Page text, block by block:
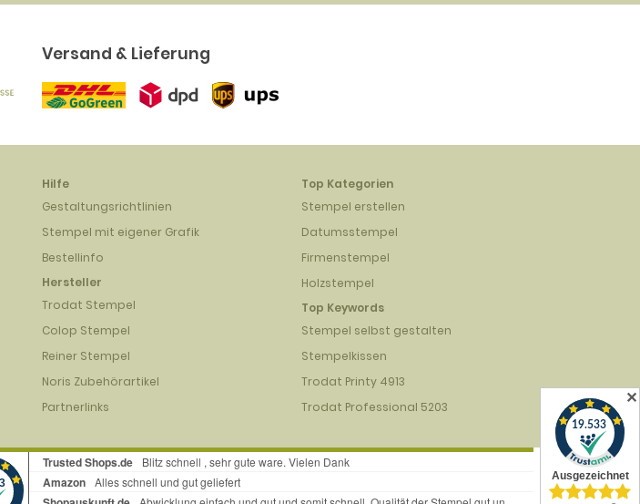
Versand & Lieferung
Hilfe
Gestaltungsrichtlinien
Stempel mit eigener Grafik
Bestellinfo
Hersteller
Trodat Stempel
Colop Stempel
Reiner Stempel
Noris Zubehörartikel
Partnerlinks
Top Kategorien
Stempel erstellen
Datumsstempel
Firmenstempel
Holzstempel
Top Keywords
Stempel selbst gestalten
Stempelkissen
Trodat Printy 4913
Trodat Professional 5203
✕